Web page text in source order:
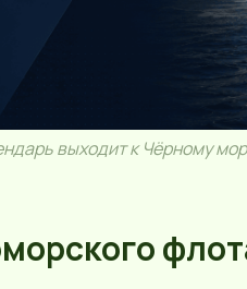
выходит к Чёрному